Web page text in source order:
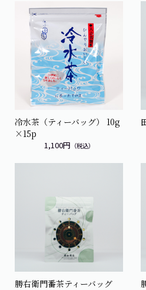
冷水茶（ティーバッグ） 10g
×15p
1,100円 （税込）
勝右衛門番茶ティーバッグ